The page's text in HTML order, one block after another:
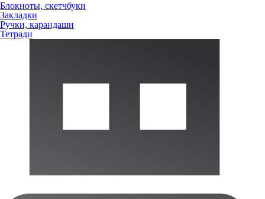
Блокноты, скетчбуки
Закладки
Ручки, карандаши
Тетради